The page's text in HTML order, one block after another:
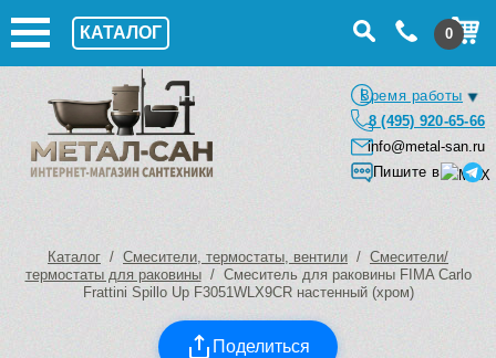
КАТАЛОГ 0
Время работы
8 (495) 920-65-66
info@metal-san.ru
Пишите в
Каталог / Смесители, термостаты, вентили / Смесители/
термостаты для раковины/ Смеситель для раковины FIMA Carlo
Frattini Spillo Up F3051WLX9CR настенный (хром)
Поделиться